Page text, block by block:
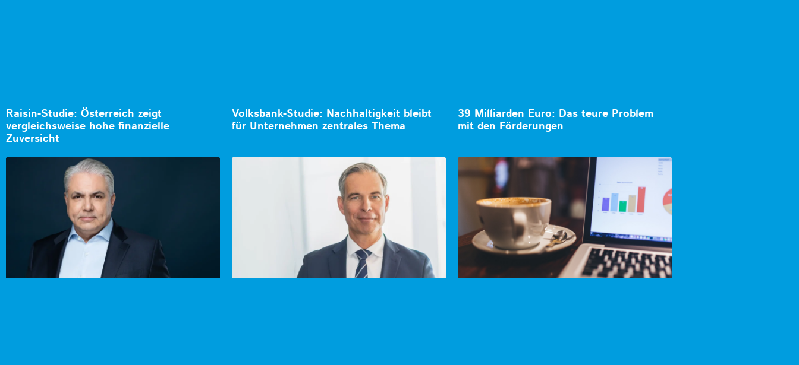
Raisin-Studie: Österreich zeigt
vergleichsweise hohe finanzielle
Zuversicht
Volksbank-Studie: Nachhaltigkeit bleibt
für Unternehmen zentrales Thema
39 Milliarden Euro: Das teure Problem
mit den Förderungen